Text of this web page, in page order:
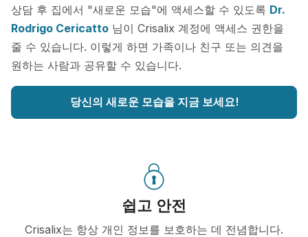
상담 후 집에서 "새로운 모습"에 액세스할 수 있도록 Dr.
Rodrigo Cericatto 님이 Crisalix 계정에 액세스 권한을
줄 수 있습니다. 이렇게 하면 가족이나 친구 또는 의견을
원하는 사람과 공유할 수 있습니다.
당신의 새로운 모습을 지금 보세요!
쉽고 안전
Crisalix는 항상 개인 정보를 보호하는 데 전념합니다.